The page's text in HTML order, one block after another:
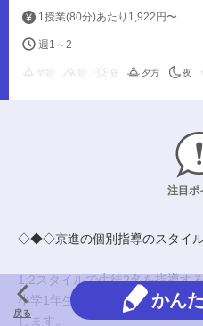
1授業(80分)あたり1,922円〜
週1～2
夕方 夜
注目ポ
◇◆◇京進の個別指導のスタ
1:2スタイルで生徒2名を指導す
小学1年生～高校3年生にあなた
します。
戻る
かん